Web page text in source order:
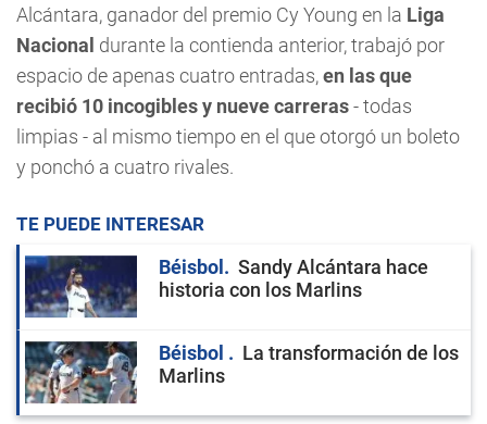
Alcántara, ganador del premio Cy Young en la Liga
Nacional durante la contienda anterior, trabajó por
espacio de apenas cuatro entradas,en las que
recibió 10 incogibles y nueve carreras- todas
limpias - al mismo tiempo en el que otorgó un boleto
y ponchó a cuatro rivales.
TE PUEDE INTERESAR
Béisbol
Sandy Alcántara hace
historia con los Marlins
Béisbol
La transformación de los
Marlins